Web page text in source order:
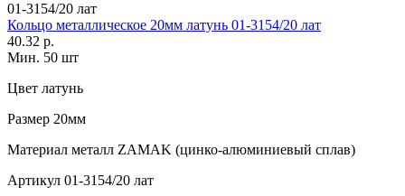
01-3154/20 лат
Кольцо металлическое 20мм латунь 01-3154/20 лат
40.32 р.
Мин. 50 шт
Цвет латунь
Размер 20мм
Материал металл ZAMAK (цинко-алюминиевый сплав)
Артикул 01-3154/20 лат